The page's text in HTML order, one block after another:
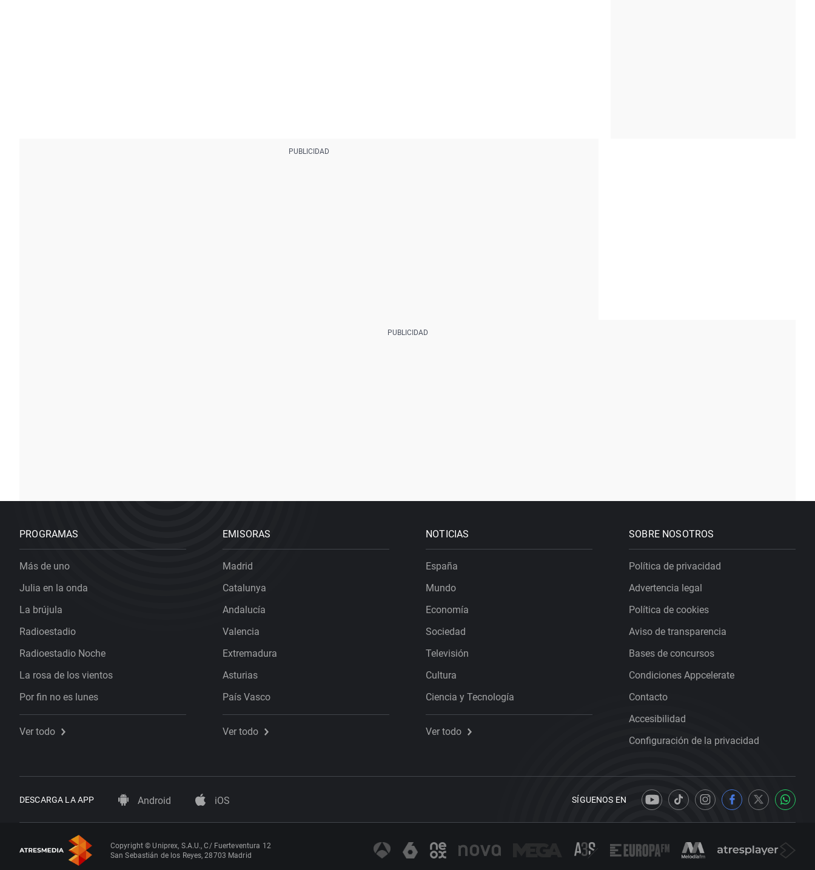
PROGRAMAS
Más de uno
Julia en la onda
La brújula
Radioestadio
Radioestadio Noche
La rosa de los vientos
Por fin no es lunes
Ver todo
EMISORAS
Madrid
Catalunya
Andalucía
Valencia
Extremadura
Asturias
País Vasco
Ver todo
NOTICIAS
España
Mundo
Economía
Sociedad
Televisión
Cultura
Ciencia y Tecnología
Ver todo
SOBRE NOSOTROS
Política de privacidad
Advertencia legal
Política de cookies
Aviso de transparencia
Bases de concursos
Condiciones Appcelerate
Contacto
Accesibilidad
Configuración de la privacidad
DESCARGA LA APP Android iOS SÍGUENOS EN
Copyright © Uniprex, S.A.U., C/ Fuerteventura 12
San Sebastián de los Reyes, 28703 Madrid